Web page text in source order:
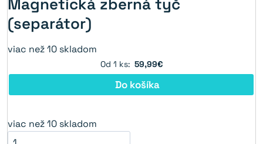
Magnetická zberná tyč
(separátor)
viac než 10 skladom
Od 1 ks: 59,99€
Do košíka
viac než 10 skladom